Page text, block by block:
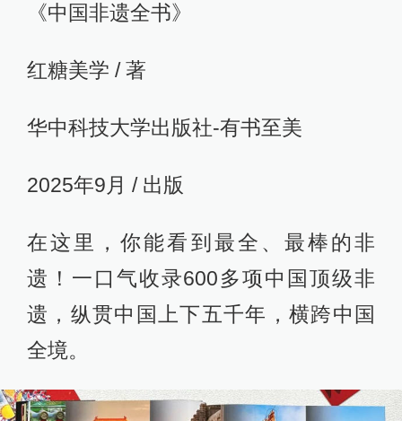
《中国非遗全书》
红糖美学 / 著
华中科技大学出版社-有书至美
2025年9月 / 出版
在这里，你能看到最全、最棒的非
遗！一口气收录600多项中国顶级非
遗，纵贯中国上下五千年，横跨中国
全境。